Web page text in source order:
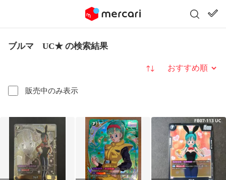
ブルマ UC★ の検索結果
販売中のみ表示
並び替え